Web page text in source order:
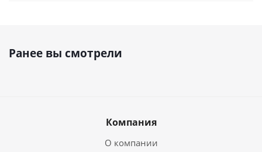
Ранее вы смотрели
Компания
О компании